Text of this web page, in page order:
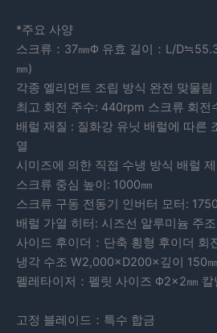
*주요 사양
스크류：37㎜Φ 유효 길이：L/
㎜)
각종 엘리먼트 조립 방식 완전 맞물림
최고 회전 주수: 440rpm 스크류 회전
배럴 재질 : 질화강 유닛 배럴에 따른
열
시미즈에 의한 직접 수냉 방식 배럴
스크류 중심 높이: 1000㎜
스크류 구동 전동기 인버터 모터:
배럴 가열 히터: 시즈선 알루미늄 주
사이드 후이더：단축 횡형 후이더
냉각 수조 W2,000×D200×깊이 150
펠레타이저：펠릿 사이즈 Φ2×2㎜ 칼
고정 블레이드：특수 합금